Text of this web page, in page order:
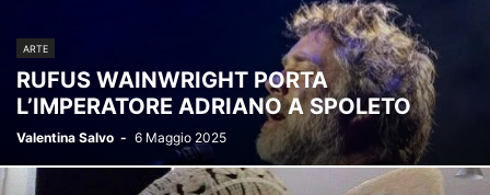
ARTE
RUFUS WAINWRIGHT PORTA
L’IMPERATORE ADRIANO A SPOLETO
Valentina Salvo - 6 Maggio 2025